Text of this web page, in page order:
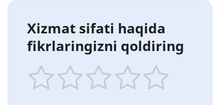
Xizmat sifati haqida
fikrlaringizni qoldiring